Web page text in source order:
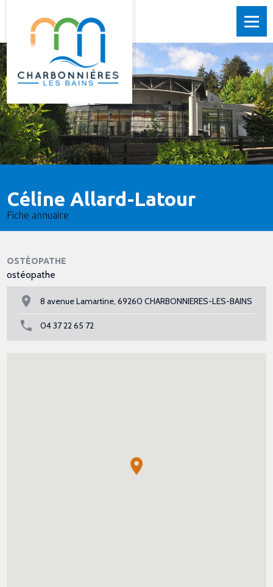
Céline Allard-Latour
Fiche annuaire
OSTÉOPATHE
ostéopathe
8 avenue Lamartine, 69260 CHARBONNIERES-LES-BAINS
04 37 22 65 72